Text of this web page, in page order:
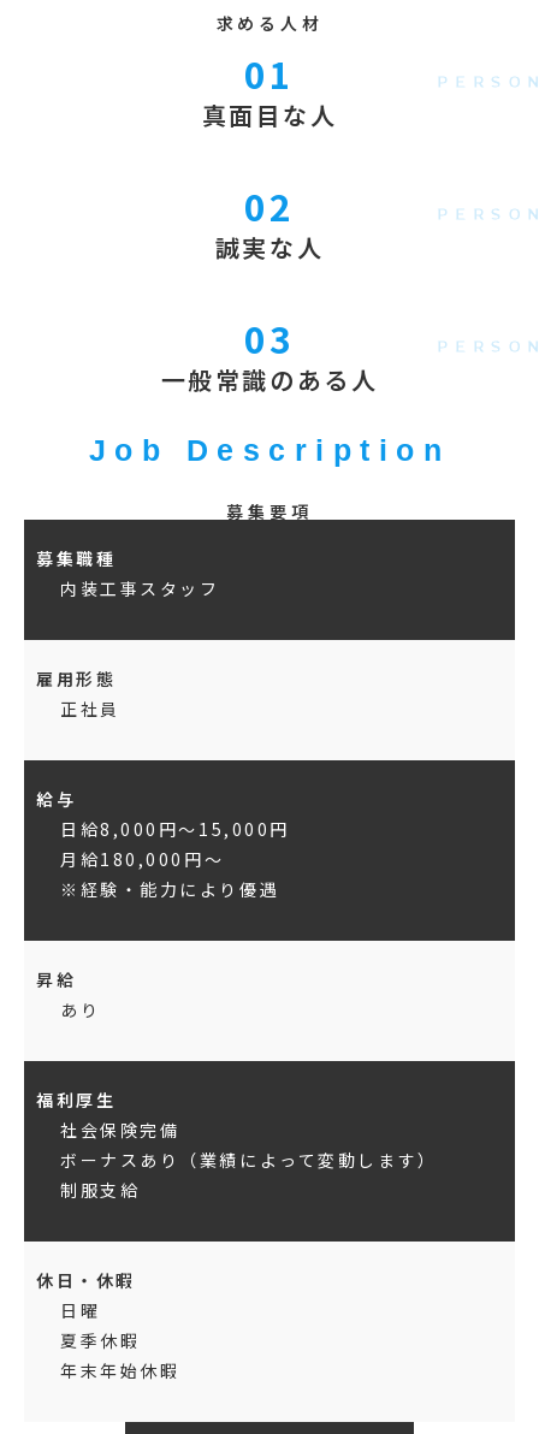
求める人材
01
真面目な人
02
誠実な人
03
一般常識のある人
Job Description
募集要項
募集職種
内装工事スタッフ
雇用形態
正社員
給与
日給8,000円～15,000円
月給180,000円～
※経験・能力により優遇
昇給
あり
福利厚生
社会保険完備
ボーナスあり（業績によって変動します）
制服支給
休日・休暇
日曜
夏季休暇
年末年始休暇